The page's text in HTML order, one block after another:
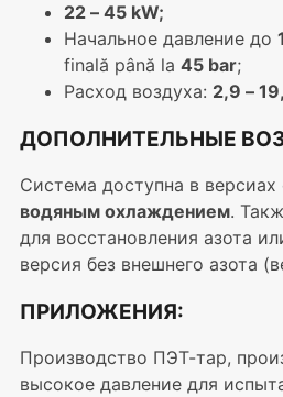
22 – 45 kW;
Начальное давление до
finală până la 45 bar;
Расход воздуха: 2,9 –
ДОПОЛНИТЕЛЬНЫЕ
Система доступна в версиах
водяным охлаждением.
для восстановления азота
версия без внешнего азота
ПРИЛОЖЕНИЯ:
Производство ПЭТ-тар,
высокое давление для